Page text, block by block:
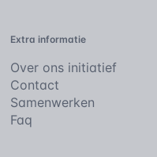
Extra informatie
Over ons initiatief
Contact
Samenwerken
Faq